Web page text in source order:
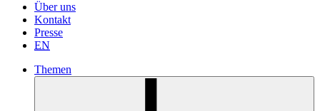
Über uns
Kontakt
Presse
EN
Themen